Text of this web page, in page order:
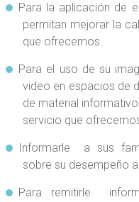
Para la aplicación de
permitan mejorar la
que ofrecemos.
Para el uso de su
video en espacios de
de material
servicio que
Informarle a sus
sobre su desempeño
Para remitirle